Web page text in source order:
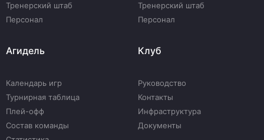
Тренерский штаб
Персонал
Тренерский штаб
Персонал
Агидель
Календарь игр
Турнирная таблица
Плей-офф
Состав команды
Клуб
Руководство
Контакты
Инфраструктура
Документы